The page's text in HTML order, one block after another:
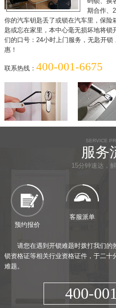
期合作、
你的汽车钥匙丢了或锁在汽车里，保险
匙或忘在家里，本中心毫无损坏地将锁
们的口号：24小时上门服务，无匙开
惠！
联系热线： 400-001-6675
SERVICE
服务
15分钟速达，
预约报价
请您在遇到开锁难题时拨打我们的
锁资格证等相关行业资格证件，于二十
难题。
400-